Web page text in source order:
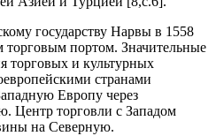
государству Нарвы в 1558
торговым портом. Значительные
торговых и культурных
странами
Европу через
Центр торговли с Западом
на Северную.